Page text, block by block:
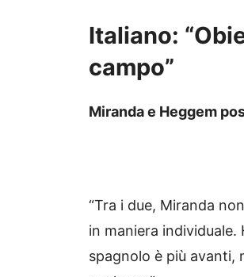
Italiano:
campo”
Miranda e Heggem
“Tra i due, Miranda
in maniera
spagnolo è più avanti,